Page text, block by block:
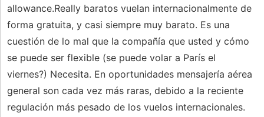
allowance.Really baratos vuelan internacionalmente de
forma gratuita, y casi siempre muy barato. Es una
cuestión de lo mal que la compañía que usted y cómo
se puede ser flexible (se puede volar a París el
viernes?) Necesita. En oportunidades mensajería aérea
general son cada vez más raras, debido a la reciente
regulación más pesado de los vuelos internacionales.